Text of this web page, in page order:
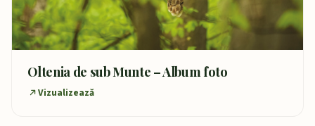
Oltenia de sub Munte – Album foto
Vizualizează